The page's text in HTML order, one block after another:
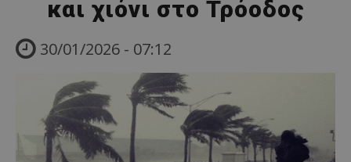
και χιόνι στο Τρόοδος
30/01/2026 - 07:12